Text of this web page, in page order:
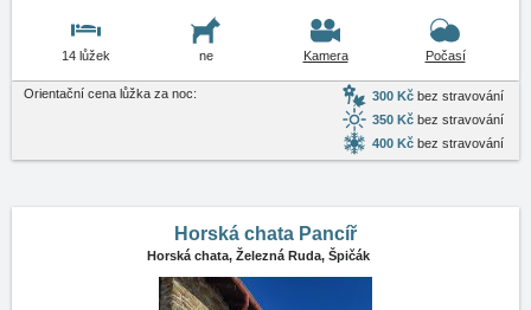
14 lůžek ne Kamera Počasí
Orientační cena lůžka za noc: 300 Kč bez stravování
350 Kč bez stravování
400 Kč bez stravování
Horská chata Pancíř
Horská chata, Železná Ruda, Špičák